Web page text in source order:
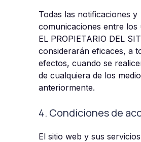
Todas las notificaciones y
comunicaciones entre los
EL PROPIETARIO DEL
considerarán eficaces, a
efectos, cuando se
de cualquiera de los
anteriormente.
4. Condiciones de
El sitio web y sus